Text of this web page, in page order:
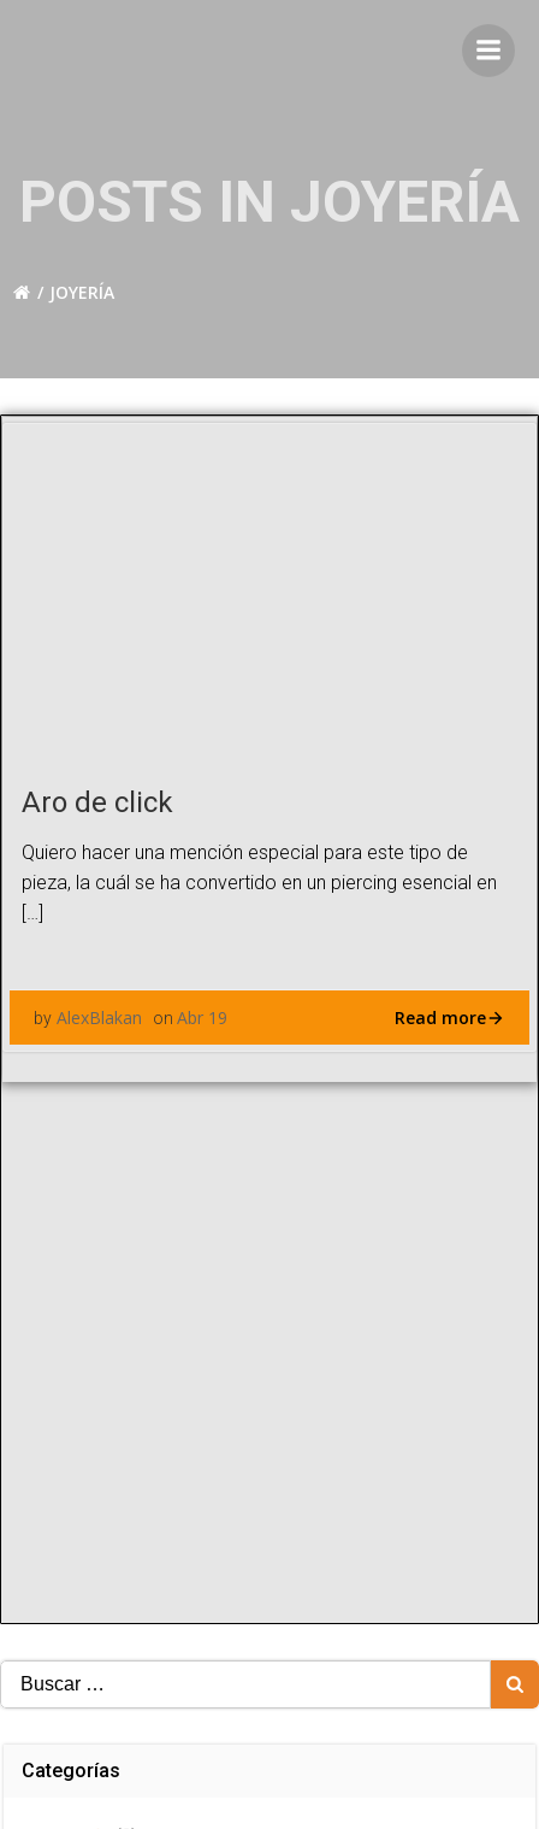
POSTS IN JOYERÍA
JOYERÍA
Aro de click
Quiero hacer una mención especial para este tipo de
pieza, la cuál se ha convertido en un piercing esencial en
[…]
by AlexBlakan on Abr 19 Read more
Buscar:
Categorías